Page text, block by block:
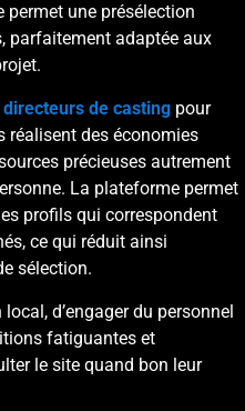
permet une présélection
parfaitement adaptée aux
directeurs de casting pour
réalisent des économies
précieuses autrement
La plateforme permet
profils qui correspondent
ce qui réduit ainsi
sélection.
d’engager du personnel
fatiguantes et
le site quand bon leur